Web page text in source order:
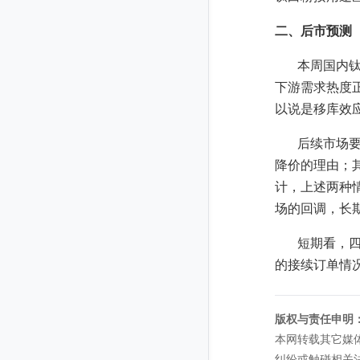
二、后市预测
本周国内
下游需求热度
以说是移库效
后续市场
降价的理由；
计，上述两种
场的回调，长
短期看，
的接续订单情
版权与责任申明
本网转载其它媒